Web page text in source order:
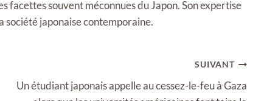
facettes souvent méconnues du Japon. Son expertise
société japonaise contemporaine.
SUIVANT
Un étudiant japonais appelle au cessez-le-feu à Gaza